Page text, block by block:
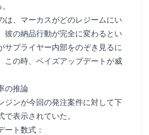
は、マーカスがどのレジームにい
彼の納品行動が完全に変わるとい
サプライヤー内部をのぞき見るに
この時、ベイズアップデートが威
の推論
ジンが今回の発注案件に対して下
で表示されていた。
ート数式：